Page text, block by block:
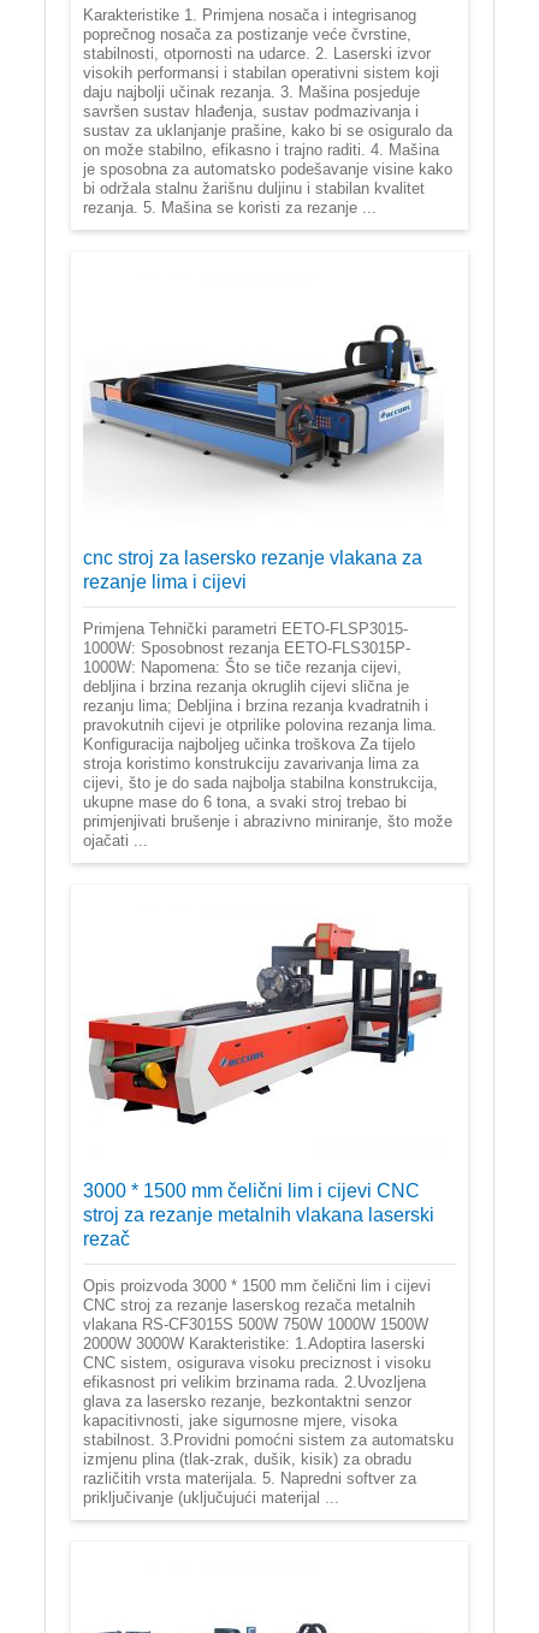
Karakteristike 1. Primjena nosača i integrisanog
poprečnog nosača za postizanje veće čvrstine,
stabilnosti, otpornosti na udarce. 2. Laserski izvor
visokih performansi i stabilan operativni sistem koji
daju najbolji učinak rezanja. 3. Mašina posjeduje
savršen sustav hlađenja, sustav podmazivanja i
sustav za uklanjanje prašine, kako bi se osiguralo da
on može stabilno, efikasno i trajno raditi. 4. Mašina
je sposobna za automatsko podešavanje visine kako
bi održala stalnu žarišnu duljinu i stabilan kvalitet
rezanja. 5. Mašina se koristi za rezanje ...
cnc stroj za lasersko rezanje vlakana za
rezanje lima i cijevi
Primjena Tehnički parametri EETO-FLSP3015-
1000W: Sposobnost rezanja EETO-FLS3015P-
1000W: Napomena: Što se tiče rezanja cijevi,
debljina i brzina rezanja okruglih cijevi slična je
rezanju lima; Debljina i brzina rezanja kvadratnih i
pravokutnih cijevi je otprilike polovina rezanja lima.
Konfiguracija najboljeg učinka troškova Za tijelo
stroja koristimo konstrukciju zavarivanja lima za
cijevi, što je do sada najbolja stabilna konstrukcija,
ukupne mase do 6 tona, a svaki stroj trebao bi
primjenjivati brušenje i abrazivno miniranje, što može
ojačati ...
3000 * 1500 mm čelični lim i cijevi CNC
stroj za rezanje metalnih vlakana laserski
rezač
Opis proizvoda 3000 * 1500 mm čelični lim i cijevi
CNC stroj za rezanje laserskog rezača metalnih
vlakana RS-CF3015S 500W 750W 1000W 1500W
2000W 3000W Karakteristike: 1.Adoptira laserski
CNC sistem, osigurava visoku preciznost i visoku
efikasnost pri velikim brzinama rada. 2.Uvozljena
glava za lasersko rezanje, bezkontaktni senzor
kapacitivnosti, jake sigurnosne mjere, visoka
stabilnost. 3.Providni pomoćni sistem za automatsku
izmjenu plina (tlak-zrak, dušik, kisik) za obradu
različitih vrsta materijala. 5. Napredni softver za
priključivanje (uključujući materijal ...